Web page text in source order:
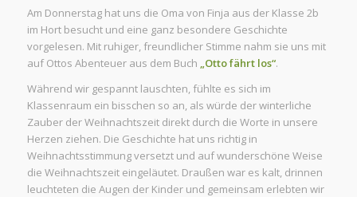
Am Donnerstag hat uns die Oma von Finja aus der Klasse 2b
im Hort besucht und eine ganz besondere Geschichte
vorgelesen. Mit ruhiger, freundlicher Stimme nahm sie uns mit
auf Ottos Abenteuer aus dem Buch „Otto fährt los“.
Während wir gespannt lauschten, fühlte es sich im
Klassenraum ein bisschen so an, als würde der winterliche
Zauber der Weihnachtszeit direkt durch die Worte in unsere
Herzen ziehen. Die Geschichte hat uns richtig in
Weihnachtsstimmung versetzt und auf wunderschöne Weise
die Weihnachtszeit eingeläutet. Draußen war es kalt, drinnen
leuchteten die Augen der Kinder und gemeinsam erlebten wir